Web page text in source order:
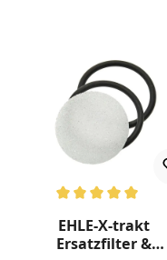
EHLE-X-trakt
Ersatzfilter &